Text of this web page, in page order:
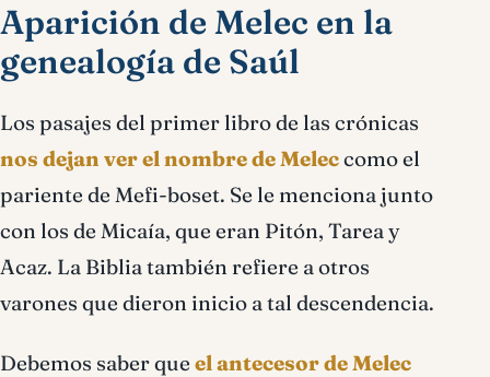
Aparición de Melec en la
genealogía de Saúl
Los pasajes del primer libro de las crónicas
nos dejan ver el nombre de Meleccomo el
pariente de Mefi-boset. Se le menciona junto
con los de Micaía, que eran Pitón, Tarea y
Acaz. La Biblia también refiere a otros
varones que dieron inicio a tal descendencia.
Debemos saber que el antecesor de Melec